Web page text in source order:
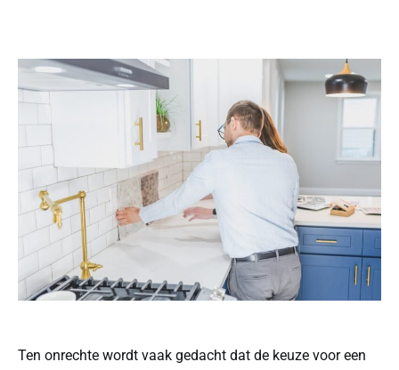
Ten onrechte wordt vaak gedacht dat de keuze voor een